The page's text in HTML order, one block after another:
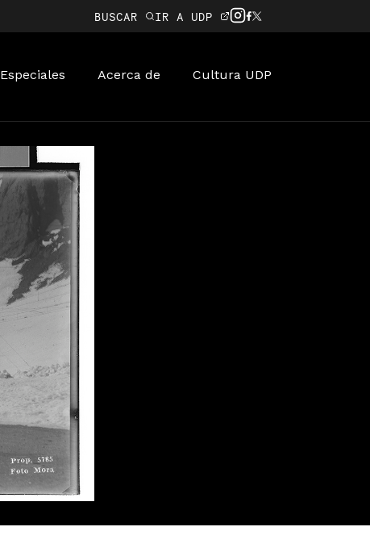
BUSCAR IR A UDP
Especiales Acerca de Cultura UDP